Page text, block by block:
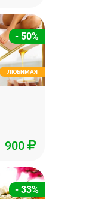
- 50%
ЛЮБИМАЯ
900
- 33%